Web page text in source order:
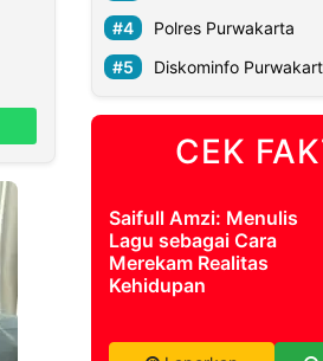
Polres Purwakarta
Diskominfo
CEK
Saifull Amzi: Menulis
Lagu sebagai Cara
Merekam Realitas
Kehidupan